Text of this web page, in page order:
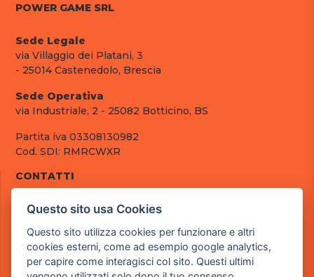
POWER GAME SRL
Sede Legale
via Villaggio dei Platani, 3
- 25014 Castenedolo, Brescia
Sede Operativa
via Industriale, 2 - 25082 Botticino, BS
Partita iva 03308130982
Cod. SDI: RMRCWXR
CONTATTI
tel.: +39 030 376 2377
pec: powergamesrl@legalmail.it
LINK UTILI
Questo sito usa Cookies
Questo sito utilizza cookies per funzionare e altri
cookies esterni, come ad esempio google analytics,
per capire come interagisci col sito. Questi ultimi